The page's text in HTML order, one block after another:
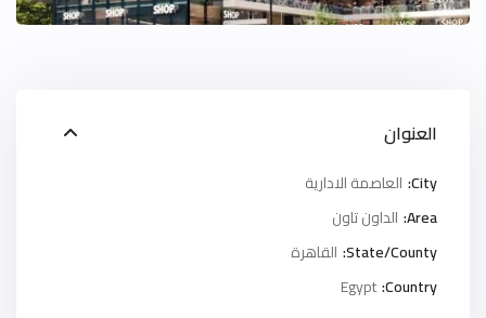
العنوان
City: العاصمة الادارية
Area: الداون تاون
State/County: القاهرة
Country:
Egypt